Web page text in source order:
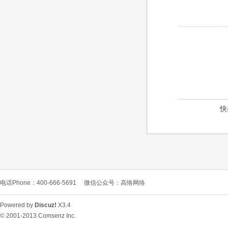
电话Phone：400-666-5691 微信公众号：高恪网络
Powered by Discuz! X3.4
© 2001-2013 Comsenz Inc.